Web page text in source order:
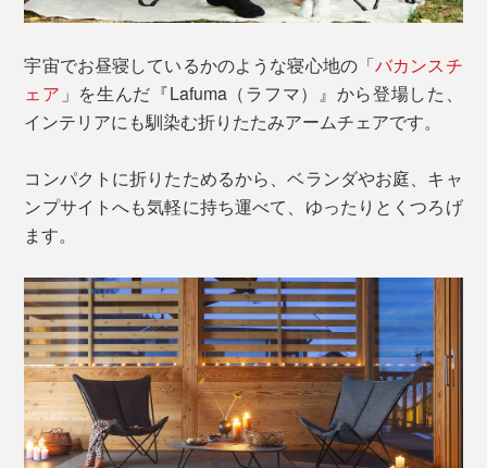
宇宙でお昼寝しているかのような寝心地の「バカンスチ
ェア 」を生んだ『Lafuma（ラフマ）』から登場した、
インテリアにも馴染む折りたたみアームチェアです。
コンパクトに折りたためるから、ベランダやお庭、キャ
ンプサイトへも気軽に持ち運べて、ゆったりとくつろげ
ます。